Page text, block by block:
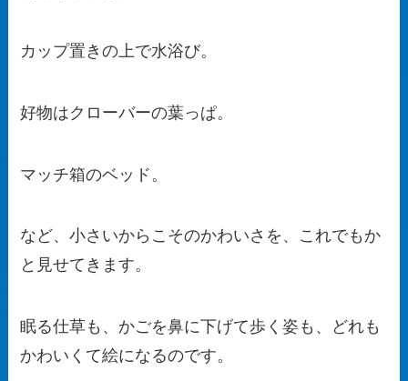
カップ置きの上で水浴び。
好物はクローバーの葉っぱ。
マッチ箱のベッド。
など、小さいからこそのかわいさを、これでもか
と見せてきます。
眠る仕草も、かごを鼻に下げて歩く姿も、どれも
かわいくて絵になるのです。